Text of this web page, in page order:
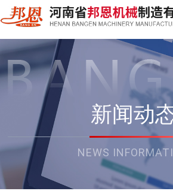
新闻动
NEWS